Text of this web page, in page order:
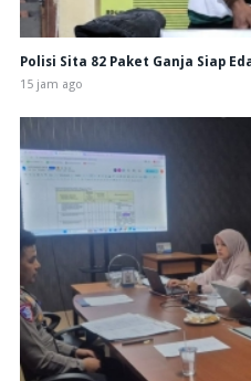
Polisi Sita 82 Paket Ganja Siap
15 jam ago